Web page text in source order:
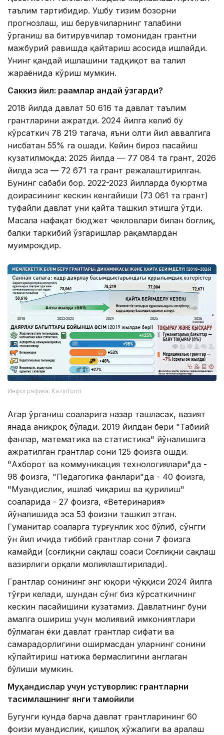
таълим тартибидир. Ушбу тизим бозорни
прогнозлаш, иш берувчиларнинг талабини
ўрганиш ва битирувчилар томонидан грантни
мажбурий равишда қайтариш асосида ишлайди.
Унинг қандай ишлашини тадқиқот ва таҳлил
жараёнида кўриш мумкин.
Саккиз йил: рақамлар қандай ўзгарди?
2018 йилда давлат 50 616 та давлат таълим
грантларини ажратди. 2024 йилга келиб бу
кўрсаткич 78 219 тагача, яъни олти йил аввалгига
нисбатан 55% га ошади. Кейин бироз пасайиш
кузатилмоқда: 2025 йилда — 77 084 та грант, 2026
йилда эса — 72 671 та грант режалаштирилган.
Бунинг сабаби бор. 2022-2023 йилларда буюртма
доирасининг кескин кенгайиши (73 061 та грант)
туфайли давлат уни қайта ташкил этишга ўтди.
Масала нафақат бюджет чекловлари билан боғлиқ,
балки таркибий ўзгаришлар рақамлардан
муҳимроқдир.
Инфографика: Kazinform
Агар ўрганиш соҳаларига назар ташласак, вазият
янада аниқроқ бўлади. 2019 йилдан бери "Табиий
фанлар, математика ва статистика" йўналишига
ажратилган грантлар сони 125 фоизга ошди.
"Ахборот ва коммуникация технологиялари"да -
98 фоизга, "Педагогика фанлари"да - 40 фоизга,
"Муҳандислик, ишлаб чиқариш ва қурилиш"
соҳаларида - 27 фоизга, «Ветеринария»
йўналишида эса 53 фоизни ташкил этган.
Гуманитар соҳаларга турғунлик хос бўлиб, сўнгги
ўн йил ичида тиббий грантлар сони 7 фоизга
камайди (соғлиқни сақлаш соҳаси Соғлиқни сақлаш
вазирлиги орқали молиялаштирилади).
Грантлар сонининг энг юқори чўққиси 2024 йилга
тўғри келади, шундан сўнг биз кўрсаткичнинг
кескин пасайишини кузатамиз. Давлатнинг буни
амалга ошириш учун молиявий имкониятлари
бўлмаган ёки давлат грантлар сифати ва
самарадорлигини оширмасдан уларнинг сонини
кўпайтириш натижа бермаслигини англаган
бўлиши мумкин.
Муҳандислар учун устуворлик: грантларни
тақсимлашнинг янги тамойили
Бугунги кунда барча давлат грантларининг 60
фоизи муҳандислик, қишлоқ хўжалиги ва аралаш